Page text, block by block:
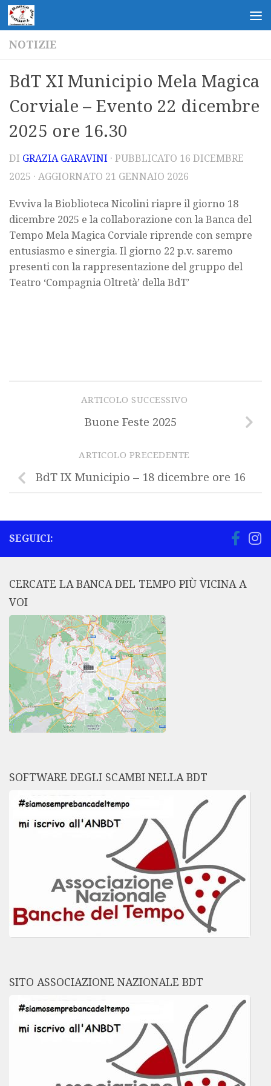
Salta al contenuto
NOTIZIE
BdT XI Municipio Mela Magica
Corviale – Evento 22 dicembre
2025 ore 16.30
DI GRAZIA GARAVINI · PUBBLICATO 16 DICEMBRE
2025 · AGGIORNATO 21 GENNAIO 2026
Evviva la Bioblioteca Nicolini riapre il giorno 18
dicembre 2025 e la collaborazione con la Banca del
Tempo Mela Magica Corviale riprende con sempre
entusiasmo e sinergia. Il giorno 22 p.v. saremo
presenti con la rappresentazione del gruppo del
Teatro ‘Compagnia Oltretà’ della BdT’
ARTICOLO SUCCESSIVO
Buone Feste 2025
ARTICOLO PRECEDENTE
BdT IX Municipio – 18 dicembre ore 16
SEGUICI:
CERCATE LA BANCA DEL TEMPO PIÙ VICINA A
VOI
SOFTWARE DEGLI SCAMBI NELLA BDT
SITO ASSOCIAZIONE NAZIONALE BDT